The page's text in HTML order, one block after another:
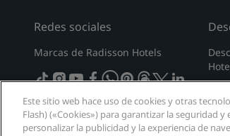
Redes sociales
Marcas de Radisson Hotels
tiktokinstagram
youtube
facebook
whatsapp
pinterest
threads
twitter
Este sitio web hace uso de cookies y otras
Flash) («Cookies») para garantizar la seguridad
personalizar la publicidad y la experiencia de